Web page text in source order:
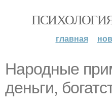
главная
Народные
деньги,